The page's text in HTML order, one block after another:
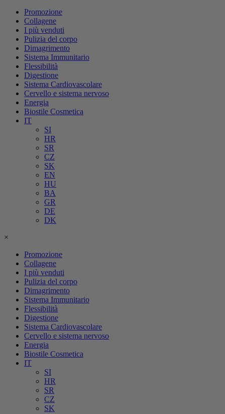
Promozione
Collagene
I più venduti
Pulizia del corpo
Dimagrimento
Sistema Immunitario
Flessibilità
Digestione
Sistema Cardiovascolare
Cervello e sistema nervoso
Energia
Biostile Cosmetica
IT
SI
HR
SR
CZ
SK
EN
HU
BA
GR
DE
DK
×
Promozione
Collagene
I più venduti
Pulizia del corpo
Dimagrimento
Sistema Immunitario
Flessibilità
Digestione
Sistema Cardiovascolare
Cervello e sistema nervoso
Energia
Biostile Cosmetica
IT
SI
HR
SR
CZ
SK